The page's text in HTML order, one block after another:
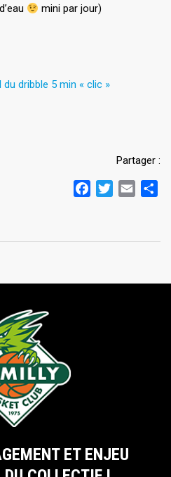
mini par jour)
dribble 5 min « clic »
Partager :
FacebookTwitterEmail
ET ENJEU